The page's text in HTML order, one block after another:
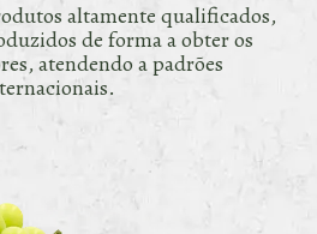
altamente qualificados,
de forma a obter os
atendendo a padrões